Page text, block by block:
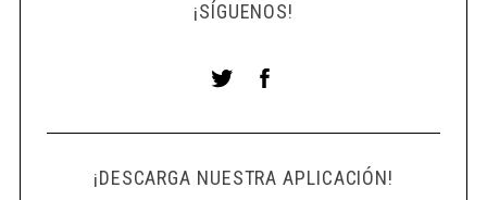
¡SÍGUENOS!
¡DESCARGA NUESTRA APLICACIÓN!